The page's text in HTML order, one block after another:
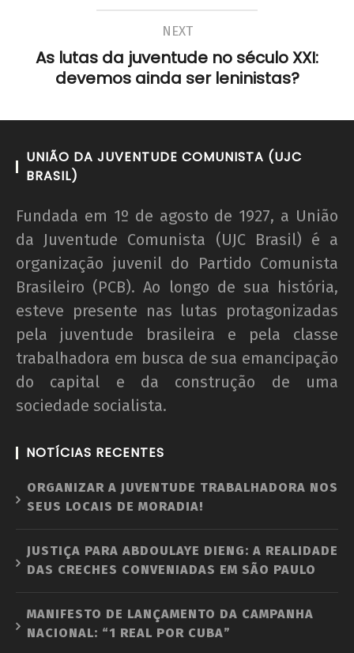
NEXT
As lutas da juventude no século XXI:
devemos ainda ser leninistas?
UNIÃO DA JUVENTUDE COMUNISTA (UJC
BRASIL)
Fundada em 1º de agosto de 1927, a União
da Juventude Comunista (UJC Brasil) é a
organização juvenil do Partido Comunista
Brasileiro (PCB). Ao longo de sua história,
esteve presente nas lutas protagonizadas
pela juventude brasileira e pela classe
trabalhadora em busca de sua emancipação
do capital e da construção de uma
sociedade socialista.
NOTÍCIAS RECENTES
ORGANIZAR A JUVENTUDE TRABALHADORA NOS
SEUS LOCAIS DE MORADIA!
JUSTIÇA PARA ABDOULAYE DIENG: A REALIDADE
DAS CRECHES CONVENIADAS EM SÃO PAULO
MANIFESTO DE LANÇAMENTO DA CAMPANHA
NACIONAL: “1 REAL POR CUBA”